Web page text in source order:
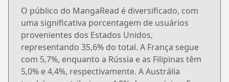
O público do MangaRead é diversificado, com
uma significativa porcentagem de usuários
provenientes dos Estados Unidos,
representando 35,6% do total. A França segue
com 5,7%, enquanto a Rússia e as Filipinas têm
5,0% e 4,4%, respectivamente. A Austrália